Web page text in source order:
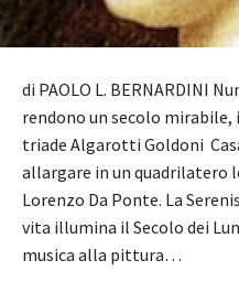
di PAOLO L. BERNARDINI
rendono un secolo
triade Algarotti Goldoni
allargare in un quadrilatero
Lorenzo Da Ponte. La
vita illumina il Secolo dei
musica alla pittura…